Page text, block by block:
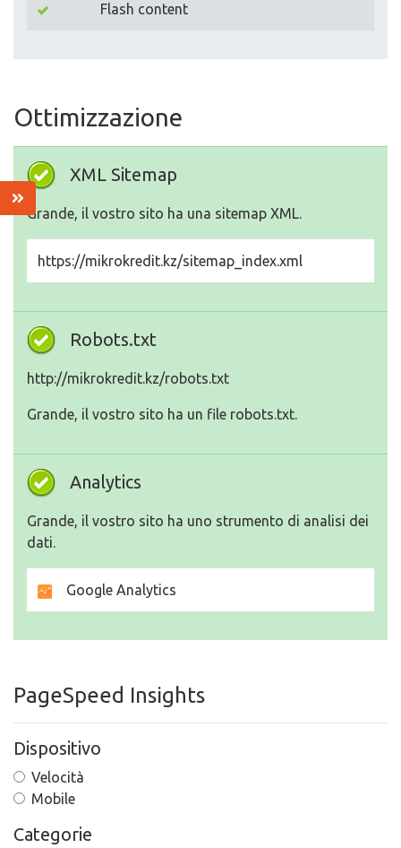
Flash content
Ottimizzazione
XML Sitemap
Grande, il vostro sito ha una sitemap XML.
https://mikrokredit.kz/sitemap_index.xml
Robots.txt
http://mikrokredit.kz/robots.txt
Grande, il vostro sito ha un file robots.txt.
Analytics
Grande, il vostro sito ha uno strumento di analisi dei
dati.
Google Analytics
PageSpeed Insights
Dispositivo
Velocità
Mobile
Categorie